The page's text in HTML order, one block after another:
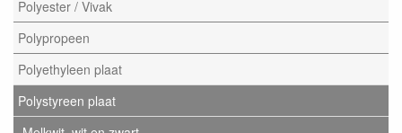
Polyester / Vivak
Polypropeen
Polyethyleen plaat
Polystyreen plaat